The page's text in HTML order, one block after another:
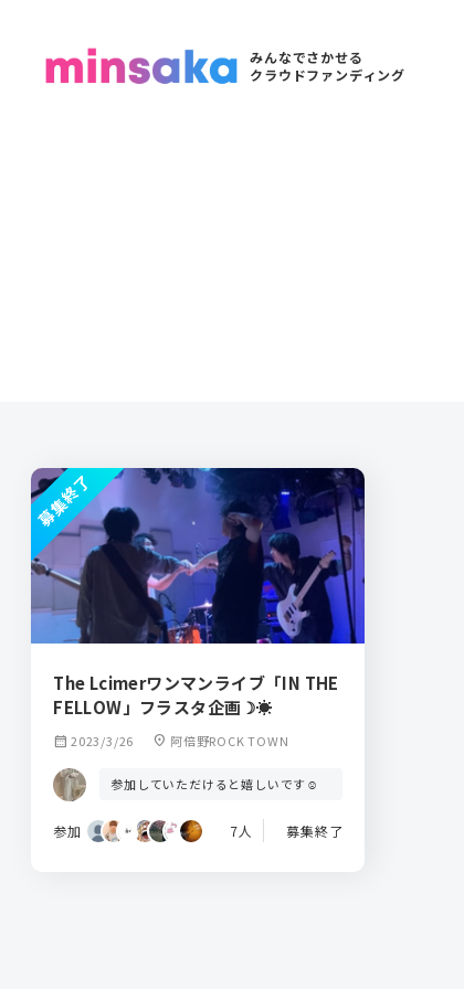
みんなでさかせる
クラウドファンディング
The Lcimerワンマンライブ「IN THE
FELLOW」フラスタ企画☽☀︎
calendar_month 2023/3/26 location_on 阿倍野ROCK TOWN
参加していただけると嬉しいです☺︎︎︎︎
参加 7人 募集終了
募集終了